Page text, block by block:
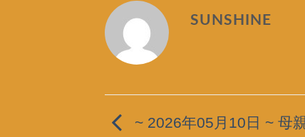
SUNSHINE
~ 2026年05月10日 ~ 母